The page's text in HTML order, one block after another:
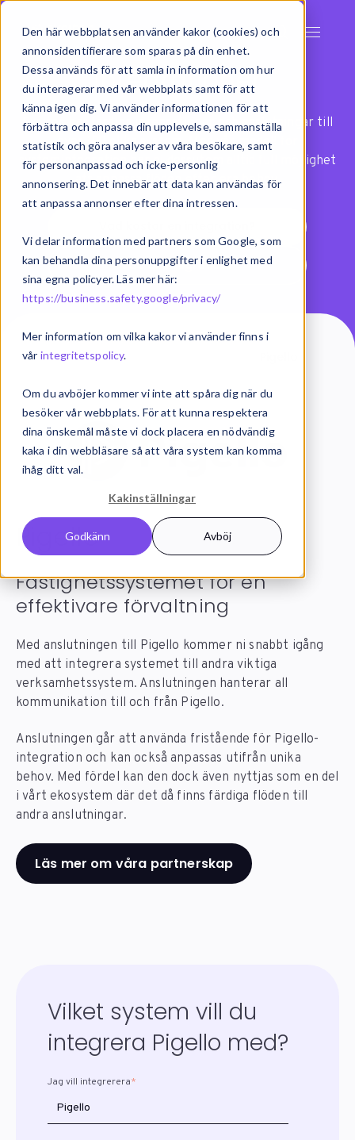
Den här webbplatsen använder kakor (cookies) och
annonsidentifierare som sparas på din enhet.
Dessa används för att samla in information om hur
du interagerar med vår webbplats samt för att
känna igen dig. Vi använder informationen för att
förbättra och anpassa din upplevelse, sammanställa
statistik och göra analyser av våra besökare, samt
för personanpassad och icke-personlig
annonsering. Det innebär att data kan användas för
att anpassa annonser efter dina intressen.
Vi delar information med partners som Google, som
kan behandla dina personuppgifter i enlighet med
sina egna policyer. Läs mer här:
https://business.safety.google/privacy/
Mer information om vilka kakor vi använder finns i
vår integritetspolicy.
Om du avböjer kommer vi inte att spåra dig när du
besöker vår webbplats. För att kunna respektera
dina önskemål måste vi dock placera en nödvändig
kaka i din webbläsare så att våra system kan komma
ihåg ditt val.
Kakinställningar
Godkänn Avböj
Integrationer
Exsitec har färdiga integrationer och anslutningar till
över 100 olika system. Med vår modell för
systemintegration har ni dessutom alltid full möjlighet
att anpassa flöden efter era behov.
Vad är integration?
Systemintegration
Pigellointegration
Fastighetssystemet för en
effektivare förvaltning
Med anslutningen till Pigello kommer ni snabbt igång
med att integrera systemet till andra viktiga
verksamhetssystem. Anslutningen hanterar all
kommunikation till och från Pigello.
Anslutningen går att använda fristående för Pigello-
integration och kan också anpassas utifrån unika
behov. Med fördel kan den dock även nyttjas som en del
i vårt ekosystem där det då finns färdiga flöden till
andra anslutningar.
Läs mer om våra partnerskap
Vilket system vill du
integrera Pigello med?
Jag vill integrerera*